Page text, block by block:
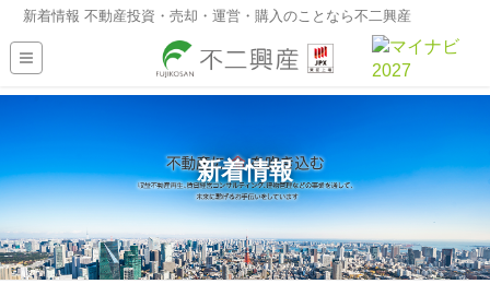
新着情報 不動産投資・売却・運営・購入のことなら不二興産
新着情報